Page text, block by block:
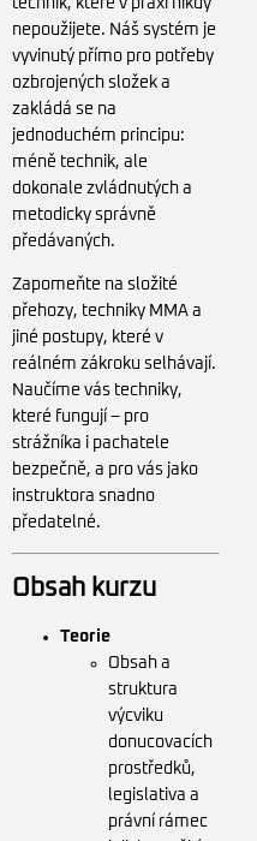
technik, které v praxi nikdy
nepoužijete. Náš systém je
vyvinutý přímo pro potřeby
ozbrojených složek a
zakládá se na
jednoduchém principu:
méně technik, ale
dokonale zvládnutých a
metodicky správně
předávaných.
Zapomeňte na složité
přehozy, techniky MMA a
jiné postupy, které v
reálném zákroku selhávají.
Naučíme vás techniky,
které fungují – pro
strážníka i pachatele
bezpečně, a pro vás jako
instruktora snadno
předatelné.
Obsah kurzu
Teorie
Obsah a
struktura
výcviku
donucovacích
prostředků,
legislativa a
právní rámec